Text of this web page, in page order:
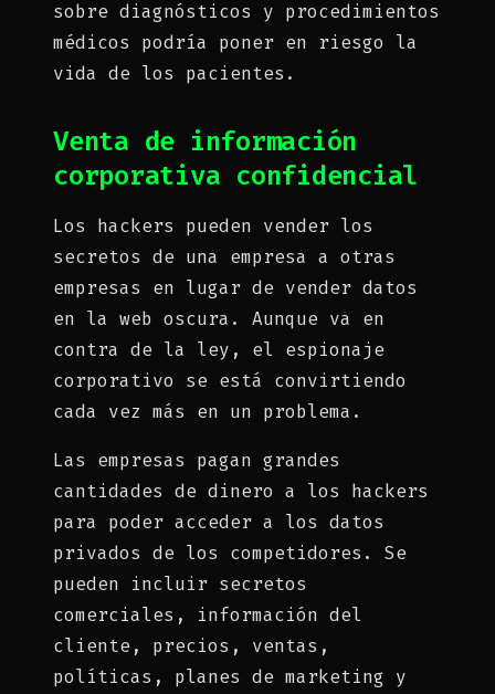
sobre diagnósticos y procedimientos
médicos podría poner en riesgo la
vida de los pacientes.
Venta de información
corporativa confidencial
Los hackers pueden vender los
secretos de una empresa a otras
empresas en lugar de vender datos
en la web oscura. Aunque va en
contra de la ley, el espionaje
corporativo se está convirtiendo
cada vez más en un problema.
Las empresas pagan grandes
cantidades de dinero a los hackers
para poder acceder a los datos
privados de los competidores. Se
pueden incluir secretos
comerciales, información del
cliente, precios, ventas,
políticas, planes de marketing y